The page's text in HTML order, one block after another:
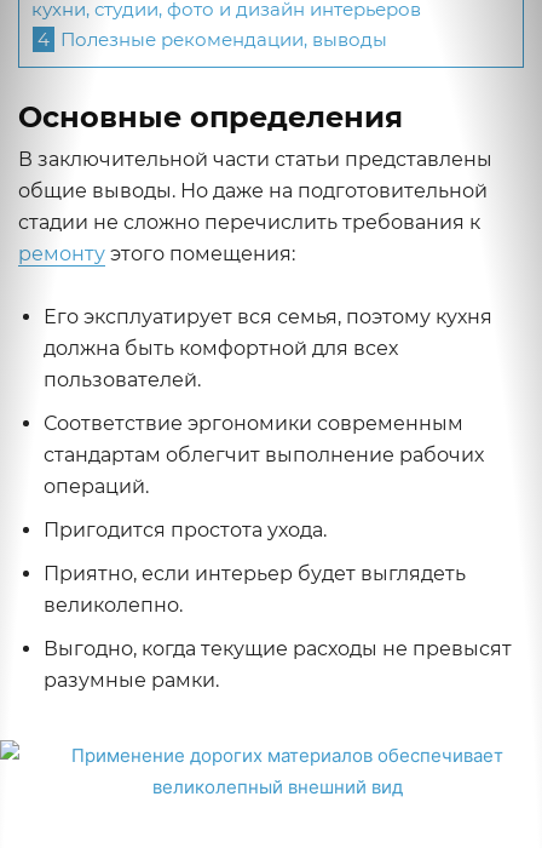
кухни, студии, фото и дизайн интерьеров
4 Полезные рекомендации, выводы
Основные определения
В заключительной части статьи представлены
общие выводы. Но даже на подготовительной
стадии не сложно перечислить требования к
ремонту этого помещения:
Его эксплуатирует вся семья, поэтому кухня
должна быть комфортной для всех
пользователей.
Соответствие эргономики современным
стандартам облегчит выполнение рабочих
операций.
Пригодится простота ухода.
Приятно, если интерьер будет выглядеть
великолепно.
Выгодно, когда текущие расходы не превысят
разумные рамки.